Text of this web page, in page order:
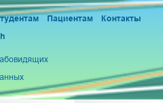
Пациентам
Контакты